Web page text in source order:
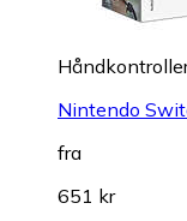
Nintendo
fra
651 kr